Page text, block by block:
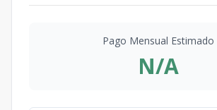
Pago Mensual Estimado
N/A